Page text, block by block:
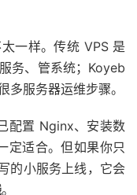
一样。传统 VPS 是
务、管系统；Koyeb
多服务器运维步骤。
配置 Nginx、安装数
定适合。但如果你只
的小服务上线，它会
。